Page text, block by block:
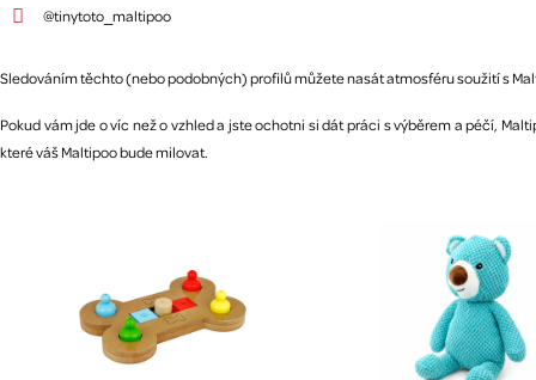
@tinytoto_maltipoo
Sledováním těchto (nebo podobných) profilů můžete nasát atmosféru soužití s
Pokud vám jde o víc než o vzhled a jste ochotni si dát práci s výběrem a péčí,
které váš Maltipoo bude milovat.